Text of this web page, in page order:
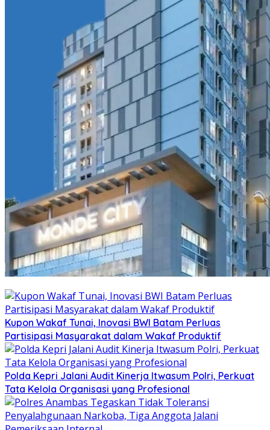
Kupon Wakaf Tunai, Inovasi BWI Batam Perluas
Partisipasi Masyarakat dalam Wakaf Produktif
Polda Kepri Jalani Audit Kinerja Itwasum Polri, Perkuat
Tata Kelola Organisasi yang Profesional